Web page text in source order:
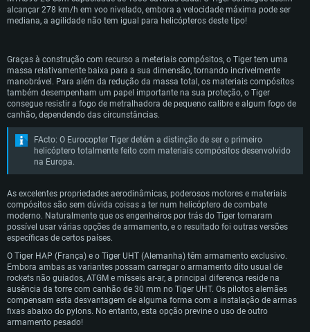
REQUERIMENTOS DE SISTEMA
Linux
Mínimo
Sistema Operativo: Windows 10 (64 bit)
Processador: Dual-Core 2.2 GHz
Memória: 4GB
Placa Gráfica: Placa com DirectX 11: AMD Radeon 77XX / NVIDIA GeForce
GTX 660. Resolução mínima suportada: 720p
Network: Internet de banda larga.
Disco: 23,1 GB
Recomendado
Sistema Operativo: Windows 10/11 (64 bit)
Processador: Intel Core i5, Ryzen 5 3600 ou superior
Memória: 16 GB ou mais
Placa Gráfica: Placa com DirectX 11 ou superior; Nvidia GeForce 1060 ou
superior, Radeon RX 570 ou superior
Mínimo
Sistema Operativo: Mac OS Big Sur 11.0 ou versão mais recente
Processador: Core i5 2.2GHz mínimo (Intel Xeon não suportado)
Memória: 6 GB
Placa Gráfica: Intel Iris Pro 5200 (Mac), equivalentes AMD/Nvidia para Mac.
Resolução mínima suportada: 720p com suporte Metal.
Network: Internet de banda larga.
Disco: 21,5 GB
Recomendado
Sistema Operativo: Mac OS Big Sur 11.0 ou versão mais recente
Processador: Core i7 (Intel Xeon não suportado)
Memória: 8 GB
Placa Gráfica: Radeon Vega II ou superior com suporte Metal.
Mínimo
Sistema Operativo: Distribuições mais modernas do Linux de 64bit
Processador: Dual-Core 2.4 GHz
Memória: 4 GB
Placa Gráfica: NVIDIA 660 com os drivers mais recentes (não mais de 6
meses) / equivalentes AMD com os drivers mais recentes com suporte
Network: Internet de banda larga.
Disco: 21,5 GB
Recomendado
Sistema Operativo: Ubuntu 20.04 64bit
Processador: Intel Core i7
Memória: 16 GB
Placa Gráfica: NVIDIA 1060 com os drivers mais recentes (não mais de 6
Desde sua entrada em serviço no inicio dos anos 2000, o Eurocopter Tiger
esteve em combate no Afeganistão e Líbia sob o estandarte das forças
alcançar 278 km/h em voo nivelado, embora a velocidade máxima pode ser
mediana, a agilidade não tem igual para helicópteros deste tipo!
Graças à construção com recurso a meteriais compósitos, o Tiger tem uma
massa relativamente baixa para a sua dimensão, tornando incrivelmente
manobrável. Para além da redução da massa total, os materiais compósitos
também desempenham um papel importante na sua proteção, o Tiger
consegue resistir a fogo de metralhadora de pequeno calibre e algum fogo de
canhão, dependendo das circunstâncias.
FActo: O Eurocopter Tiger detém a distinção de ser o primeiro
helicóptero totalmente feito com materiais compósitos desenvolvido
na Europa.
As excelentes propriedades aerodinâmicas, poderosos motores e materiais
compósitos são sem dúvida coisas a ter num helicóptero de combate
moderno. Naturalmente que os engenheiros por trás do Tiger tornaram
possível usar várias opções de armamento, e o resultado foi outras versões
específicas de certos países.
O Tiger HAP (França) e o Tiger UHT (Alemanha) têm armamento exclusivo.
Embora ambas as variantes possam carregar o armamento dito usual de
rockets não guiados, ATGM e mísseis ar-ar, a principal diferença reside na
ausência da torre com canhão de 30 mm no Tiger UHT. Os pilotos alemães
compensam esta desvantagem de alguma forma com a instalação de armas
fixas abaixo do pylons. No entanto, esta opção previne o uso de outro
armamento pesado!